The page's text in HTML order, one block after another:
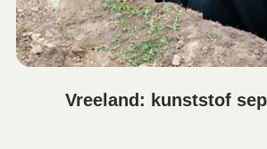
Vreeland: kunststof